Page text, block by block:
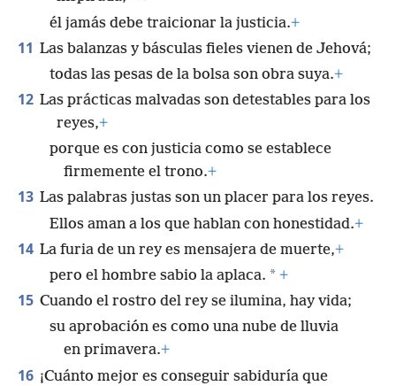
él jamás debe traicionar la justicia.+
11 Las balanzas y básculas fieles vienen de Jehová;
todas las pesas de la bolsa son obra suya.+
12 Las prácticas malvadas son detestables para los
reyes,+
porque es con justicia como se establece
firmemente el trono.+
13 Las palabras justas son un placer para los reyes.
Ellos aman a los que hablan con honestidad.+
14 La furia de un rey es mensajera de muerte,+
pero el hombre sabio la aplaca. * +
15 Cuando el rostro del rey se ilumina, hay vida;
su aprobación es como una nube de lluvia
en primavera.+
16 ¡Cuánto mejor es conseguir sabiduría que